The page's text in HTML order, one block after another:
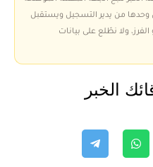
وحدها من يدير التسجيل ويستقبل
ولا نطّلع على بيانات
الخبر